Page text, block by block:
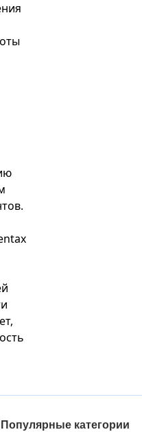
Популярные категории